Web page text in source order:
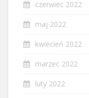
czerwiec 2022
maj 2022
kwiecień 2022
marzec 2022
luty 2022